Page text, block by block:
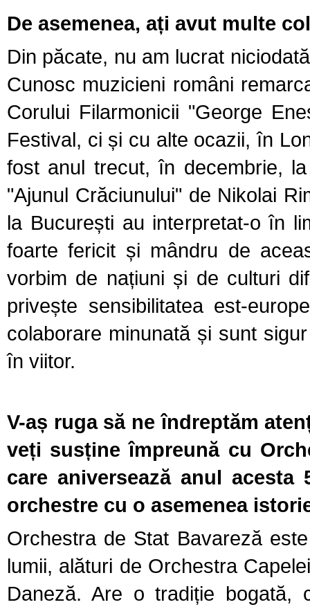
De asemenea, ați avut multe
Din păcate, nu am lucrat
Cunosc muzicieni români
Corului Filarmonicii "George
Festival, ci și cu alte ocazii, în
fost anul trecut, în decembrie,
"Ajunul Crăciunului" de Nikolai
la București au interpretat-o în
foarte fericit și mândru de
vorbim de națiuni și de culturi
privește sensibilitatea est-
colaborare minunată și sunt
în viitor.
V-aș ruga să ne îndreptăm
veți susține împreună cu
care aniversează anul
orchestre cu o asemenea
Orchestra de Stat Bavareză
lumii, alături de Orchestra
Daneză. Are o tradiție bogată,